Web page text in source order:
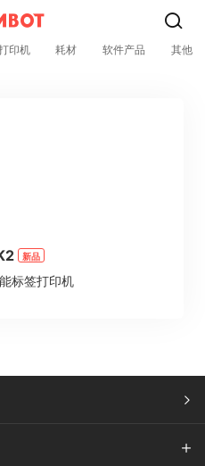
印机 耗材 软件产品 其他
新品
标签打印机